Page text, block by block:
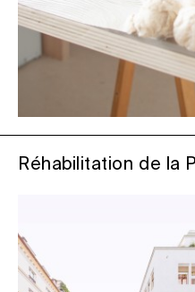
Réhabilitation de la